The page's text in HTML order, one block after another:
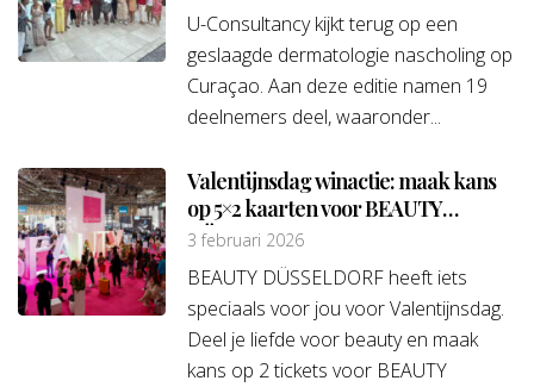
U-Consultancy kijkt terug op een
geslaagde dermatologie nascholing op
Curaçao. Aan deze editie namen 19
deelnemers deel, waaronder...
Valentijnsdag winactie: maak kans
op 5×2 kaarten voor BEAUTY
DÜSSELDORF 2026 💕
3 februari 2026
BEAUTY DÜSSELDORF heeft iets
speciaals voor jou voor Valentijnsdag.
Deel je liefde voor beauty en maak
kans op 2 tickets voor BEAUTY